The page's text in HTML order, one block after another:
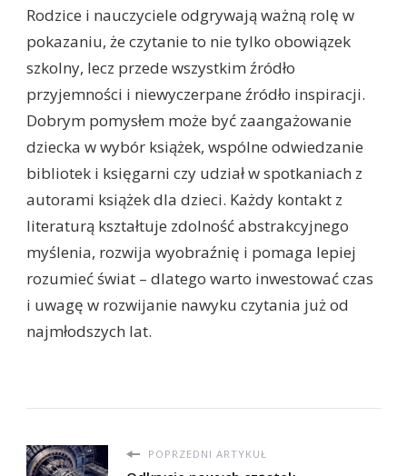
Rodzice i nauczyciele odgrywają ważną rolę w
pokazaniu, że czytanie to nie tylko obowiązek
szkolny, lecz przede wszystkim źródło
przyjemności i niewyczerpane źródło inspiracji.
Dobrym pomysłem może być zaangażowanie
dziecka w wybór książek, wspólne odwiedzanie
bibliotek i księgarni czy udział w spotkaniach z
autorami książek dla dzieci. Każdy kontakt z
literaturą kształtuje zdolność abstrakcyjnego
myślenia, rozwija wyobraźnię i pomaga lepiej
rozumieć świat – dlatego warto inwestować czas
i uwagę w rozwijanie nawyku czytania już od
najmłodszych lat.
POPRZEDNI ARTYKUŁ